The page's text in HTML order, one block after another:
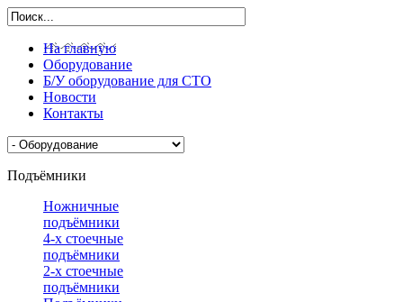
На главную
Оборудование
Б/У оборудование для СТО
Новости
Контакты
Подъёмники
Ножничные
подъёмники
4-х стоечные
подъёмники
2-х стоечные
подъёмники